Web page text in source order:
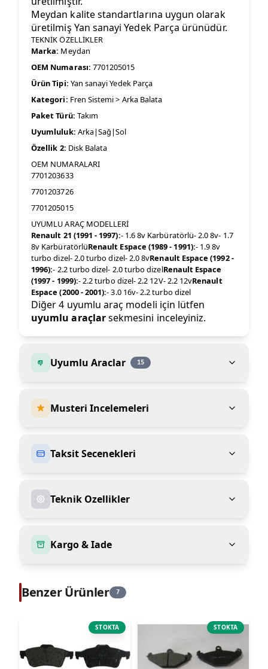
Meydan kalite standartlarına uygun olarak
üretilmiş Yan sanayi Yedek Parça ürünüdür.
TEKNİK ÖZELLİKLER
Marka: Meydan
OEM Numarası: 7701205015
Ürün Tipi: Yan sanayi Yedek Parça
Kategori: Fren Sistemi > Arka Balata
Paket Türü: Takım
Uyumluluk: Arka|Sağ|Sol
Özellik 2: Disk Balata
OEM NUMARALARI
7701203633
7701203726
7701205015
UYUMLU ARAÇ MODELLERİ
Renault 21 (1991 - 1997):- 1.6 8v Karbüratörlü- 2.0 8v- 1.7
8v KarbüratörlüRenault Espace (1989 - 1991):- 1.9 8v
turbo dizel- 2.0 turbo dizel- 2.0 8vRenault Espace (1992 -
1996):- 2.2 turbo dizel- 2.0 turbo dizelRenault Espace
(1997 - 1999):- 2.2 turbo dizel- 2.2 12V- 2.2 12vRenault
Espace (2000 - 2001):- 3.0 16v- 2.2 turbo dizel
Diğer 4 uyumlu araç modeli için lütfen
uyumlu araçlarsekmesini inceleyiniz.
Uyumlu Araclar 15
Musteri Incelemeleri
Taksit Secenekleri
Teknik Ozellikler
Kargo & Iade
Benzer Ürünler 7
STOKTA STOKTA